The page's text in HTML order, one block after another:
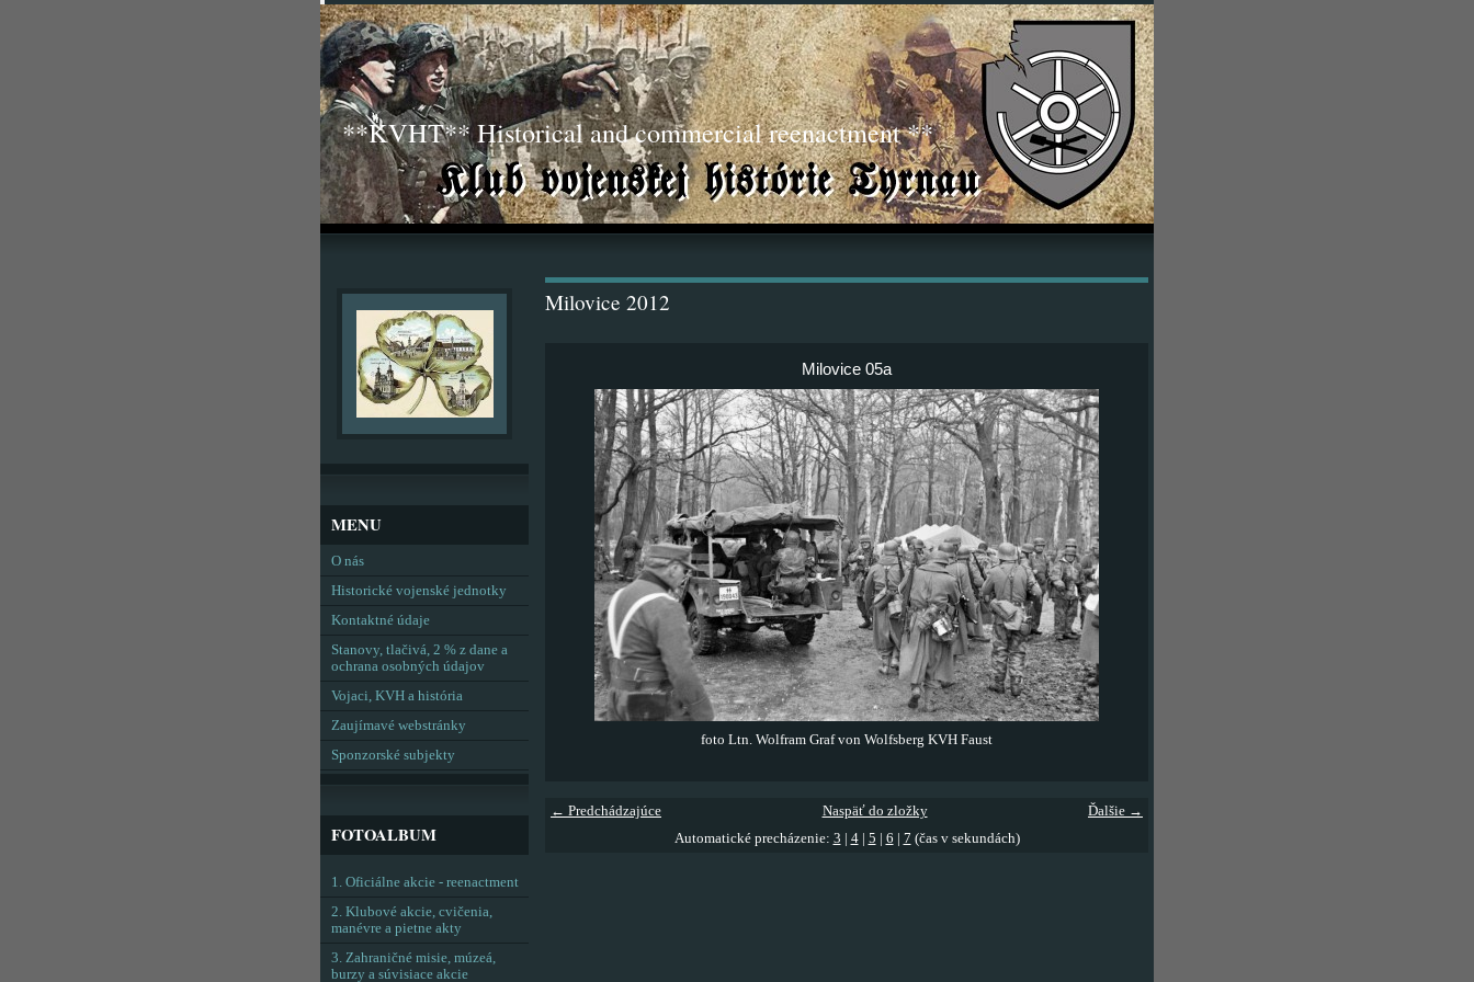
**KVHT** Historical and commercial reenactment **
Milovice 2012
Milovice 05a
foto Ltn. Wolfram Graf von Wolfsberg KVH Faust
← Predchádzajúce Ďalšie →
Naspäť do zložky
Automatické precházenie: 3 4| 5 6 7 (čas v sekundách)
MENU
O nás
Historické vojenské jednotky
Kontaktné údaje
Stanovy, tlačivá, 2 % z dane a
ochrana osobných údajov
Vojaci, KVH a história
Zaujímavé webstránky
Sponzorské subjekty
FOTOALBUM
1. Oficiálne akcie - reenactment
2. Klubové akcie, cvičenia,
manévre a pietne akty
3. Zahraničné misie, múzeá,
burzy a súvisiace akcie